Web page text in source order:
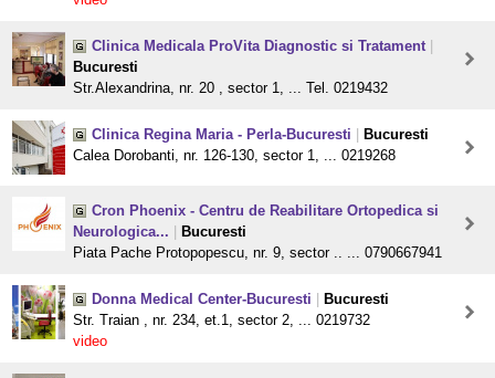
Clinica Medicala ProVita Diagnostic si Tratament
Bucuresti
Str.Alexandrina, nr. 20 , sector 1, ... Tel. 0219432
Clinica Regina Maria - Perla-Bucuresti
Bucuresti
Calea Dorobanti, nr. 126-130, sector 1, ... 0219268
Cron Phoenix - Centru de Reabilitare Ortopedica si
Neurologica...
Bucuresti
Piata Pache Protopopescu, nr. 9, sector .. ... 0790667941
Donna Medical Center-Bucuresti
Bucuresti
Str. Traian , nr. 234, et.1, sector 2, ... 0219732
video